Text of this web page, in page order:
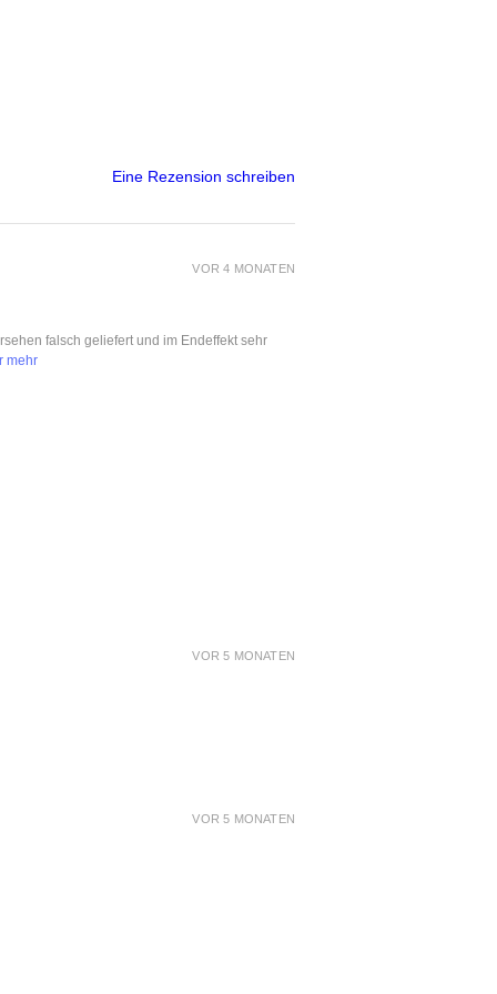
Eine Rezension schreiben
VOR 4 MONATEN
falsch geliefert und im Endeffekt sehr
mehr
VOR 5 MONATEN
VOR 5 MONATEN